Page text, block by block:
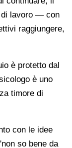
di lavoro — con
raggiungere,
è protetto dal
è uno
timore di
con le idee
so bene da